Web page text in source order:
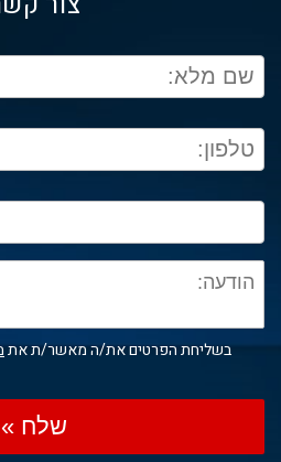
בשליחת הפרטים את/ה מאשר/ת את
שלח »